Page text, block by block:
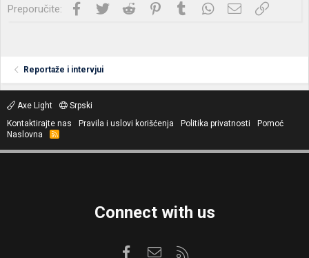
Preporučite: Facebook
Twitter Reddit PinterestTumblrWhatsApp
Imejl Link
Reportaže i intervjui
Axe Light
Srpski
Kontaktirajte nas
Pravila i uslovi korišćenja Politika privatnosti
Pomoć
Naslovna
R
S
Connect with us
FacebookKontaktirajte nas